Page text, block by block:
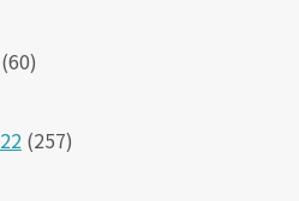
(60)
(257)